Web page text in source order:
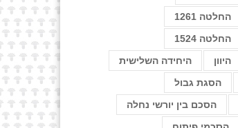
החלטה 1261
החלטה 1524
היוון היחידה השלישית
הסגת גבול
הסכם בין יורשי נחלה